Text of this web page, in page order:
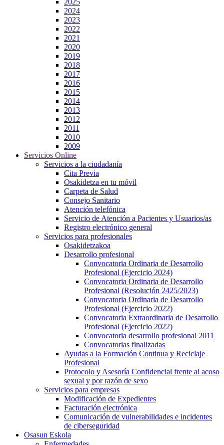
2025
2024
2023
2022
2021
2020
2019
2018
2017
2016
2015
2014
2013
2012
2011
2010
2009
Servicios Online
Servicios a la ciudadanía
Cita Previa
Osakidetza en tu móvil
Carpeta de Salud
Consejo Sanitario
Atención telefónica
Servicio de Atención a Pacientes y Usuarios/as
Registro electrónico general
Servicios para profesionales
Osakidetzakoa
Desarrollo profesional
Convocatoria Ordinaria de Desarrollo
Profesional (Ejercicio 2024)
Convocatoria Ordinaria de Desarrollo
Profesional (Resolución 2425/2023)
Convocatoria Ordinaria de Desarrollo
Profesional (Ejercicio 2022)
Convocatoria Extraordinaria de Desarrollo
Profesional (Ejercicio 2022)
Convocatoria desarrollo profesional 2011
Convocatorias finalizadas
Ayudas a la Formación Continua y Reciclaje
Profesional
Protocolo y Asesoría Confidencial frente al acoso
sexual y por razón de sexo
Servicios para empresas
Modificación de Expedientes
Facturación electrónica
Comunicación de vulnerabilidades e incidentes
de ciberseguridad
Osasun Eskola